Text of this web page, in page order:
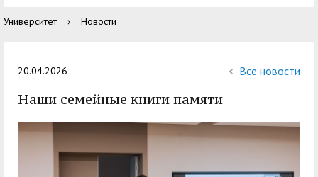
организация высшей
обучающихся ГАГУ
Образовательный
модуль «Обучение
служением»
Информация о
предоставлении
академического
Университет › Новости
20.04.2026 Все новости
Наши семейные книги памяти